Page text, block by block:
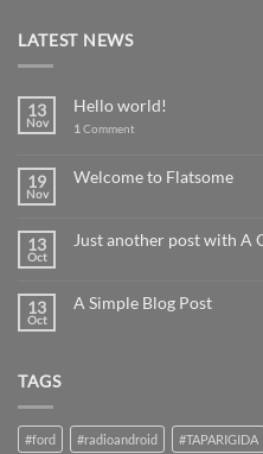
LATEST NEWS
13
Nov
Hello world!
1 Comment
19
Nov
Welcome to Flatsome
13
Oct
Just another post with A
13
Oct
A Simple Blog Post
TAGS
#ford #radioandroid #TAPARIGIDA